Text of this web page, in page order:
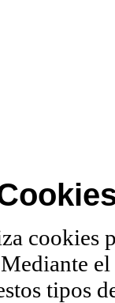
cookies
tipos